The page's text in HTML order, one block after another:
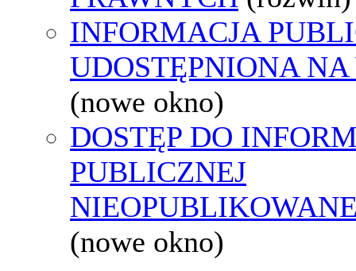
INFORMACJA
UDOSTĘPNIONA
(nowe okno)
DOSTĘP DO
PUBLICZNEJ
(nowe okno)